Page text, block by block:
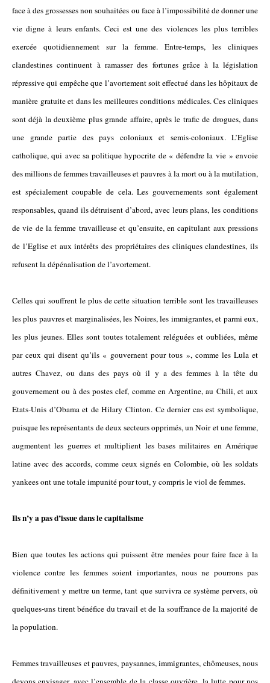
face à des grossesses non souhaitées ou face à l’impossibilité de donner une
vie digne à leurs enfants. Ceci est une des violences les plus terribles
exercée quotidiennement sur la femme. Entre-temps, les cliniques
clandestines continuent à ramasser des fortunes grâce à la législation
répressive qui empêche que l’avortement soit effectué dans les hôpitaux de
manière gratuite et dans les meilleures conditions médicales. Ces cliniques
sont déjà la deuxième plus grande affaire, après le trafic de drogues, dans
une grande partie des pays coloniaux et semis-coloniaux. L’Eglise
catholique, qui avec sa politique hypocrite de « défendre la vie » envoie
des millions de femmes travailleuses et pauvres à la mort ou à la mutilation,
est spécialement coupable de cela. Les gouvernements sont également
responsables, quand ils détruisent d’abord, avec leurs plans, les conditions
de vie de la femme travailleuse et qu’ensuite, en capitulant aux pressions
de l’Eglise et aux intérêts des propriétaires des cliniques clandestines, ils
refusent la dépénalisation de l’avortement.
Celles qui souffrent le plus de cette situation terrible sont les travailleuses
les plus pauvres et marginalisées, les Noires, les immigrantes, et parmi eux,
les plus jeunes. Elles sont toutes totalement reléguées et oubliées, même
par ceux qui disent qu’ils « gouvernent pour tous », comme les Lula et
autres Chavez, ou dans des pays où il y a des femmes à la tête du
gouvernement ou à des postes clef, comme en Argentine, au Chili, et aux
Etats-Unis d’Obama et de Hilary Clinton. Ce dernier cas est symbolique,
puisque les représentants de deux secteurs opprimés, un Noir et une femme,
augmentent les guerres et multiplient les bases militaires en Amérique
latine avec des accords, comme ceux signés en Colombie, où les soldats
yankees ont une totale impunité pour tout, y compris le viol de femmes.
Ils n’y a pas d’issue dans le capitalisme
Bien que toutes les actions qui puissent être menées pour faire face à la
violence contre les femmes soient importantes, nous ne pourrons pas
définitivement y mettre un terme, tant que survivra ce système pervers, où
quelques-uns tirent bénéfice du travail et de la souffrance de la majorité de
la population.
Femmes travailleuses et pauvres, paysannes, immigrantes, chômeuses, nous